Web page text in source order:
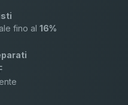
fino al16%